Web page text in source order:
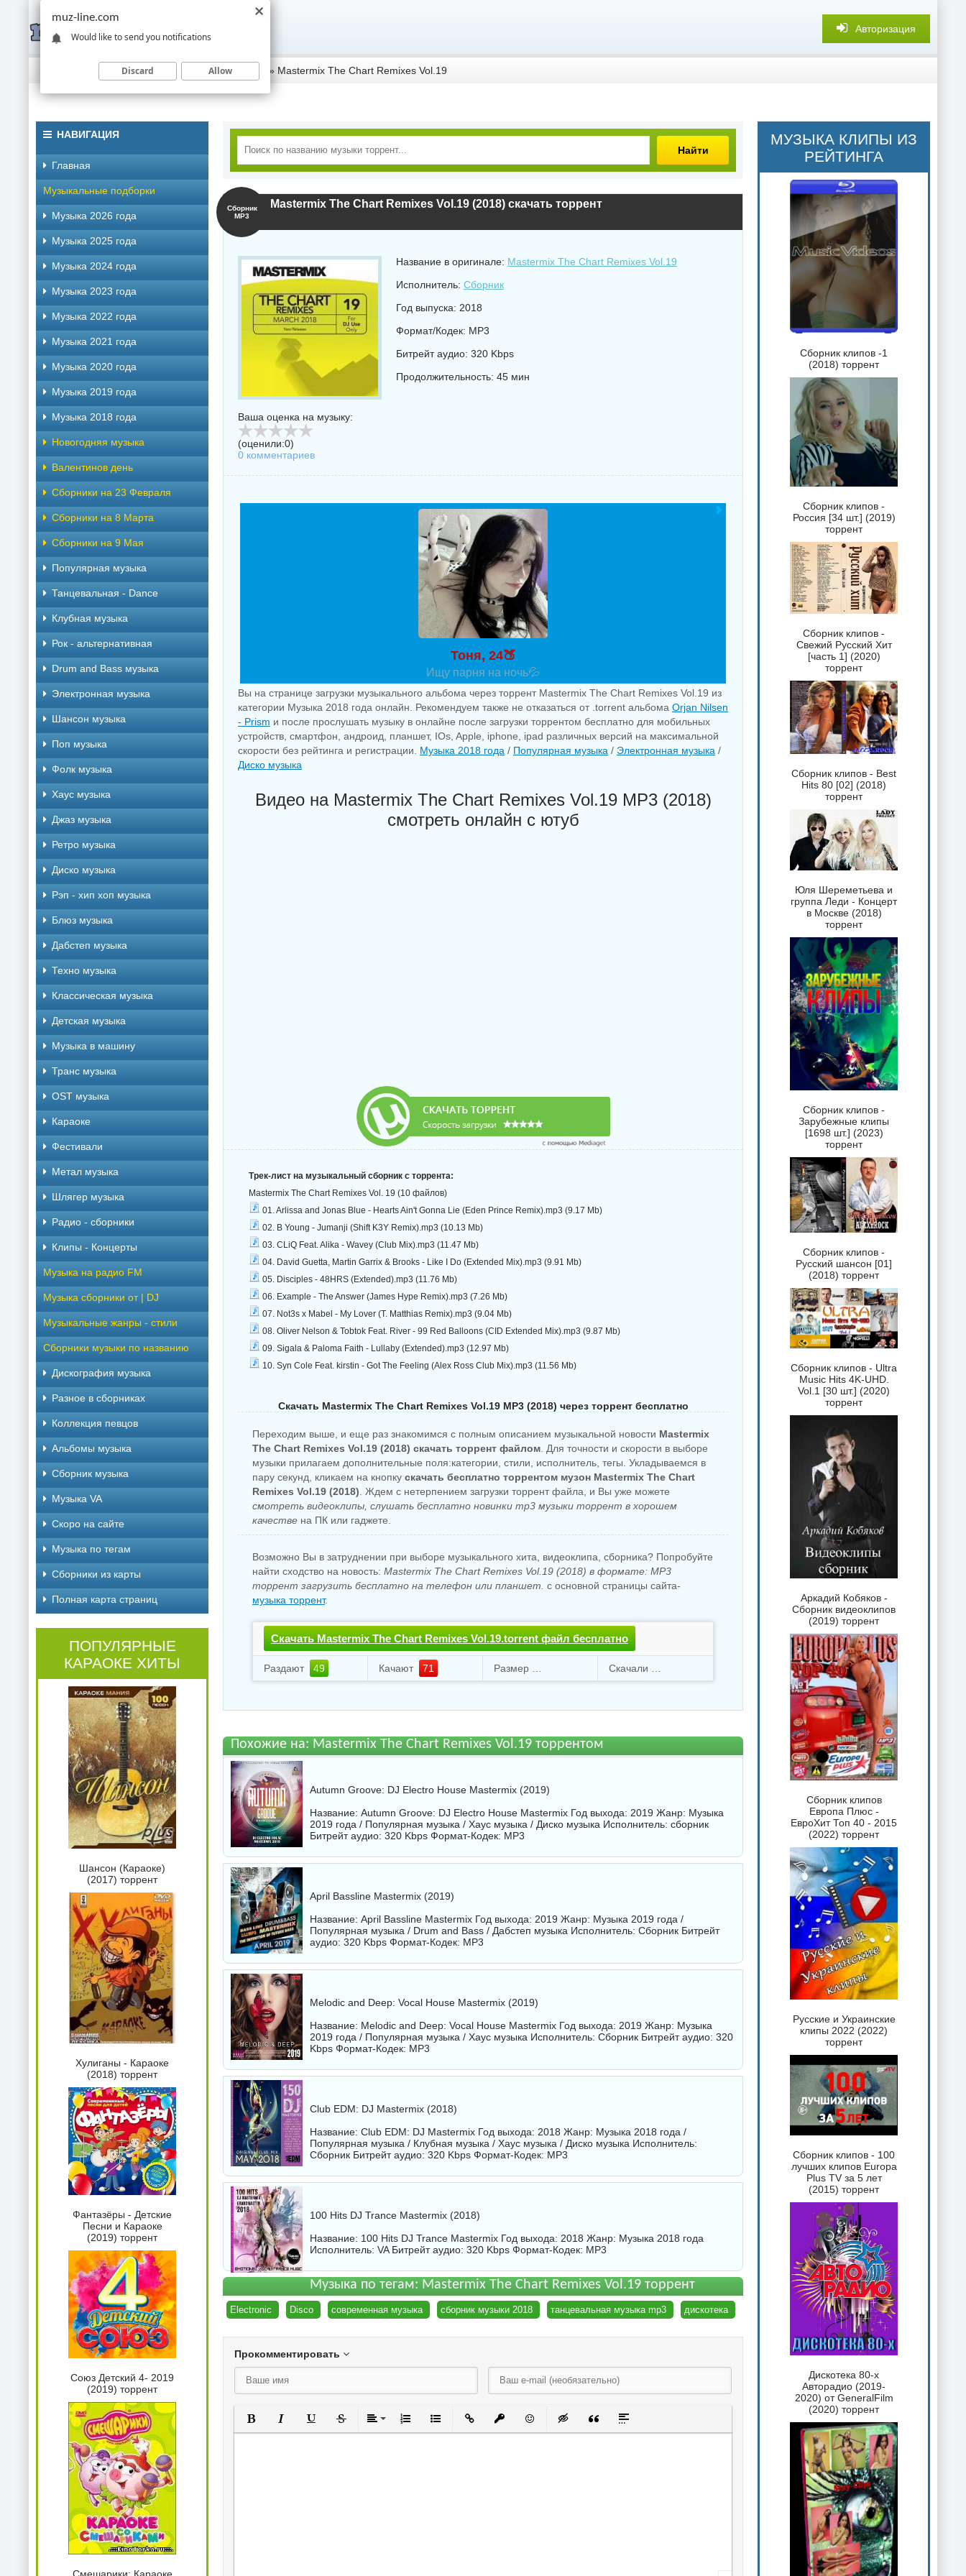
Авторизация
Скачать музыку торрентом Музыка 2018 года » Mastermix The Chart Remixes Vol.19
Найти
Mastermix The Chart Remixes Vol.19 (2018) скачать торрент
Сборник
MP3
Ваша оценка на музыку:
(оценили:0)
0 комментариев
Название в оригинале: Mastermix The Chart Remixes Vol.19
Исполнитель: Сборник
Год выпуска: 2018
Формат/Кодек: MP3
Битрейт аудио: 320 Kbps
Продолжительность: 45 мин
Тоня, 24🍑
Ищу парня на ночь💦
Вы на странице загрузки музыкального альбома через торрент Mastermix The Chart Remixes Vol.19 из
категории Музыка 2018 года онлайн. Рекомендуем также не отказаться от .torrent альбома Orjan Nilsen
- Prism и после прослушать музыку в онлайне после загрузки торрентом бесплатно для мобильных
устройств, смартфон, андроид, планшет, IOs, Apple, iphone, ipad различных версий на максимальной
скорости без рейтинга и регистрации. Музыка 2018 года / Популярная музыка / Электронная музыка /
Диско музыка
Видео на Mastermix The Chart Remixes Vol.19 MP3 (2018)
смотреть онлайн с ютуб
Трек-лист на музыкальный сборник с торрента:
Mastermix The Chart Remixes Vol. 19 (10 файлов)
01. Arlissa and Jonas Blue - Hearts Ain't Gonna Lie (Eden Prince Remix).mp3 (9.17 Mb)
02. B Young - Jumanji (Shift K3Y Remix).mp3 (10.13 Mb)
03. CLiQ Feat. Alika - Wavey (Club Mix).mp3 (11.47 Mb)
04. David Guetta, Martin Garrix & Brooks - Like I Do (Extended Mix).mp3 (9.91 Mb)
05. Disciples - 48HRS (Extended).mp3 (11.76 Mb)
06. Example - The Answer (James Hype Remix).mp3 (7.26 Mb)
07. Not3s x Mabel - My Lover (T. Matthias Remix).mp3 (9.04 Mb)
08. Oliver Nelson & Tobtok Feat. River - 99 Red Balloons (CID Extended Mix).mp3 (9.87 Mb)
09. Sigala & Paloma Faith - Lullaby (Extended).mp3 (12.97 Mb)
10. Syn Cole Feat. kirstin - Got The Feeling (Alex Ross Club Mix).mp3 (11.56 Mb)
Скачать Mastermix The Chart Remixes Vol.19 MP3 (2018) через торрент бесплатно
Переходим выше, и еще раз знакомимся с полным описанием музыкальной новости Mastermix
The Chart Remixes Vol.19 (2018) скачать торрент файлом . Для точности и скорости в выборе
музыки прилагаем дополнительные поля:категории, стили, исполнитель, тегы. Укладываемся в
пару секунд, кликаем на кнопку скачать бесплатно торрентом музон Mastermix The Chart
Remixes Vol.19 (2018) . Ждем с нетерпением загрузки торрент файла, и Вы уже можете
смотреть видеоклипы, слушать бесплатно новинки mp3 музыки торрент в хорошем
качестве на ПК или гаджете.
Возможно Вы в затруднении при выборе музыкального хита, видеоклипа, сборника? Попробуйте
найти сходство на новость: Mastermix The Chart Remixes Vol.19 (2018) в формате: MP3
торрент загрузить бесплатно на телефон или планшет. с основной страницы сайта-
музыка торрент.
Скачать Mastermix The Chart Remixes Vol.19.torrent файл бесплатно
Раздают 49 Качают 71
Похожие на: Mastermix The Chart Remixes Vol.19 торрентом
Autumn Groove: DJ Electro House Mastermix (2019)
Название: Autumn Groove: DJ Electro House Mastermix Год выхода: 2019 Жанр: Музыка
2019 года / Популярная музыка / Хаус музыка / Диско музыка Исполнитель: сборник
Битрейт аудио: 320 Kbps Формат-Кодек: MP3
April Bassline Mastermix (2019)
Название: April Bassline Mastermix Год выхода: 2019 Жанр: Музыка 2019 года /
Популярная музыка / Drum and Bass / Дабстеп музыка Исполнитель: Сборник Битрейт
аудио: 320 Kbps Формат-Кодек: MP3
Melodic and Deep: Vocal House Mastermix (2019)
Название: Melodic and Deep: Vocal House Mastermix Год выхода: 2019 Жанр: Музыка
2019 года / Популярная музыка / Хаус музыка Исполнитель: Сборник Битрейт аудио: 320
Kbps Формат-Кодек: MP3
Club EDM: DJ Mastermix (2018)
Название: Club EDM: DJ Mastermix Год выхода: 2018 Жанр: Музыка 2018 года /
Популярная музыка / Клубная музыка / Хаус музыка / Диско музыка Исполнитель:
Сборник Битрейт аудио: 320 Kbps Формат-Кодек: MP3
100 Hits DJ Trance Mastermix (2018)
Название: 100 Hits DJ Trance Mastermix Год выхода: 2018 Жанр: Музыка 2018 года
Исполнитель: VAБитрейт аудио: 320 Kbps Формат-Кодек: MP3
Музыка по тегам: Mastermix The Chart Remixes Vol.19 торрент
Electronic Disco современная музыка сборник музыки 2018 танцевальная музыка mp3 дискотека
Прокомментировать
Полужирный
КурсивПодчеркнутый
ЗачеркнутыйВыравнивание
Нумерованный список
Маркированный список
Вставить ссылку
Вставить защищенную ссылку
Вставить смайлик
Вставка скрытого текста
Вставка цитаты
Вставка спойлера
НАВИГАЦИЯ
Главная
Музыкальные подборки
Музыка 2026 года
Музыка 2025 года
Музыка 2024 года
Музыка 2023 года
Музыка 2022 года
Музыка 2021 года
Музыка 2020 года
Музыка 2019 года
Музыка 2018 года
Новогодняя музыка
Валентинов день
Сборники на 23 Февраля
Сборники на 8 Марта
Сборники на 9 Мая
Популярная музыка
Танцевальная - Dance
Клубная музыка
Рок - альтернативная
Drum and Bass музыка
Электронная музыка
Шансон музыка
Поп музыка
Фолк музыка
Хаус музыка
Джаз музыка
Ретро музыка
Диско музыка
Рэп - хип хоп музыка
Блюз музыка
Дабстеп музыка
Техно музыка
Классическая музыка
Детская музыка
Музыка в машину
Транс музыка
OST музыка
Караоке
Фестивали
Метал музыка
Шлягер музыка
Радио - сборники
Клипы - Концерты
Музыка на радио FM
Музыка сборники от | DJ
Музыкальные жанры - стили
Сборники музыки по названию
Дискография музыка
Разное в сборниках
Коллекция певцов
Альбомы музыка
Сборник музыка
Музыка VA
Скоро на сайте
Музыка по тегам
Cборники из карты
Полная карта страниц
ПОПУЛЯРНЫЕ
КАРАОКЕ ХИТЫ
Шансон (Караоке)
(2017) торрент
Хулиганы - Караоке
(2018) торрент
Фантазёры - Детские
Песни и Караоке
(2019) торрент
Союз Детский 4- 2019
(2019) торрент
МУЗЫКА КЛИПЫ ИЗ
РЕЙТИНГА
Сборник клипов -1
(2018) торрент
Сборник клипов -
Россия [34 шт.] (2019)
торрент
Сборник клипов -
Свежий Русский Хит
[часть 1] (2020)
торрент
Сборник клипов - Best
Hits 80 [02] (2018)
торрент
Юля Шереметьева и
группа Леди - Концерт
в Москве (2018)
торрент
Сборник клипов -
Зарубежные клипы
[1698 шт.] (2023)
торрент
Сборник клипов -
Русский шансон [01]
(2018) торрент
Сборник клипов - Ultra
Music Hits 4K-UHD.
Vol.1 [30 шт.] (2020)
торрент
Аркадий Кобяков -
Сборник видеоклипов
(2019) торрент
Сборник клипов
Европа Плюс -
ЕвроХит Топ 40 - 2015
(2022) торрент
Русские и Украинские
клипы 2022 (2022)
торрент
Сборник клипов - 100
лучших клипов Europa
Plus TV за 5 лет
(2015) торрент
Дискотека 80-х
Авторадио (2019-
2020) от GeneralFilm
(2020) торрент
muz-line.com
Would like to send you notifications
Discard Allow